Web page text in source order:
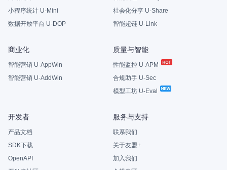
小程序统计 U-Mini
数据开放平台 U-DOP
社会化分享 U-Share
智能超链 U-Link
商业化
智能营销 U-AppWin
智能营销 U-AddWin
质量与智能
性能监控 U-APM
合规助手 U-Sec
模型工坊 U-Eval
开发者
产品文档
SDK下载
OpenAPI
服务与支持
联系我们
关于友盟+
加入我们